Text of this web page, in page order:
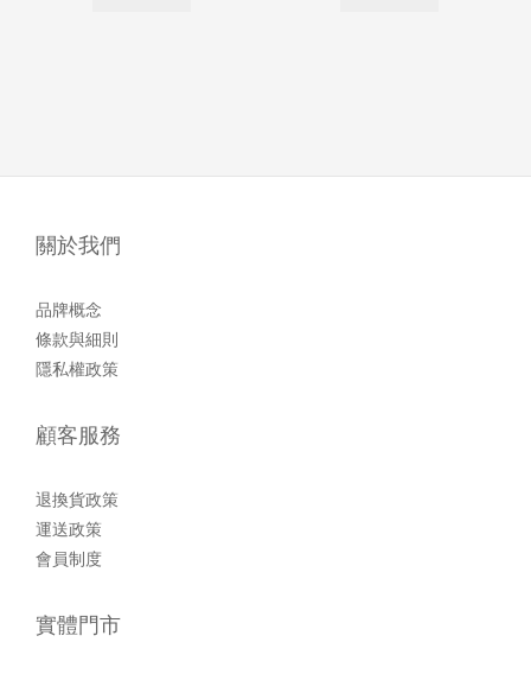
關於我們
品牌概念
條款與細則
隱私權政策
顧客服務
退換貨政策
運送政策
會員制度
實體門市